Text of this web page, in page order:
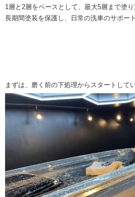
1層と2層をベースとして、最大5層まで塗
長期間塗装を保護し、日常の洗車のサポー
まずは、磨く前の下処理からスタートして